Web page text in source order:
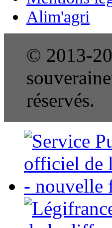
Alim'agri
© 2013-
réservés.